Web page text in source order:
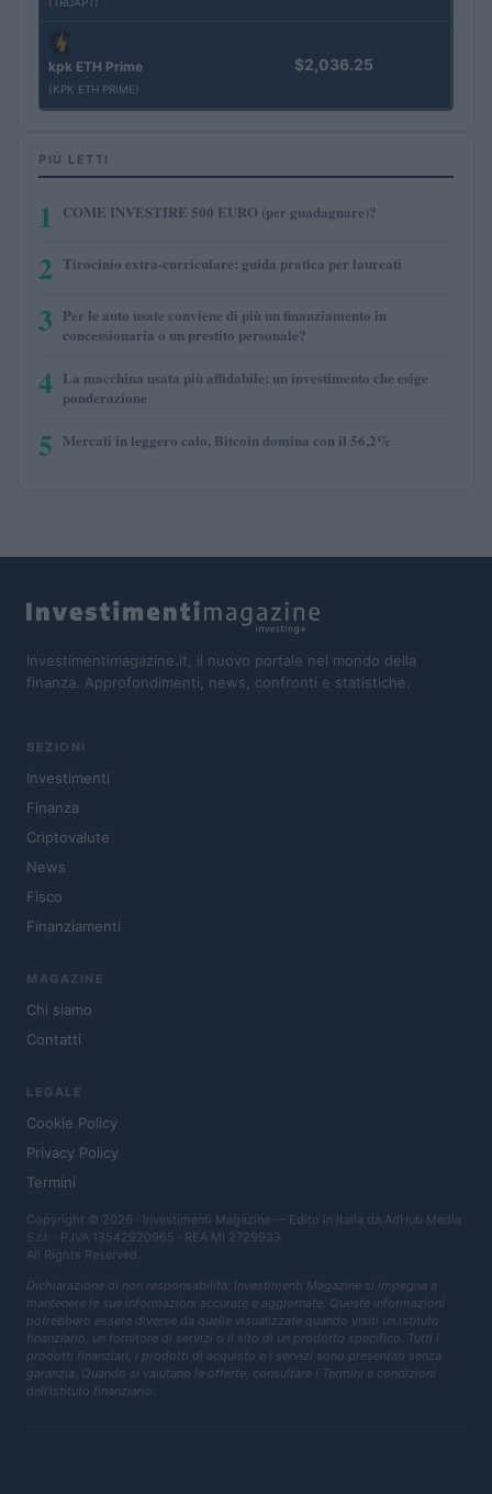
kpk ETH Prime
(KPK ETH PRIME)
$2,036.25
PIÙ LETTI
1 COME INVESTIRE 500 EURO (per guadagnare)?
2 Tirocinio extra-curriculare: guida pratica per laureati
3 Per le auto usate conviene di più un finanziamento in
concessionaria o un prestito personale?
4 La macchina usata più affidabile: un investimento che esige
ponderazione
5 Mercati in leggero calo, Bitcoin domina con il 56,2%
Investimentimagazine.it, il nuovo portale nel mondo della
finanza. Approfondimenti, news, confronti e statistiche.
SEZIONI
Investimenti
Finanza
Criptovalute
News
Fisco
Finanziamenti
MAGAZINE
Chi siamo
Contatti
LEGALE
Cookie Policy
Privacy Policy
Termini
Copyright © 2026 · Investimenti Magazine — Edito in Italia da AdHub Media
S.r.l. · P.IVA 13542920965 · REA MI 2729933
All Rights Reserved
Dichiarazione di non responsabilità: Investimenti Magazine si impegna a
mantenere le sue informazioni accurate e aggiornate. Queste informazioni
potrebbero essere diverse da quelle visualizzate quando visiti un istituto
finanziario, un fornitore di servizi o il sito di un prodotto specifico. Tutti i
prodotti finanziari, i prodotti di acquisto e i servizi sono presentati senza
garanzia. Quando si valutano le offerte, consultare i Termini e condizioni
dell'istituto finanziario.